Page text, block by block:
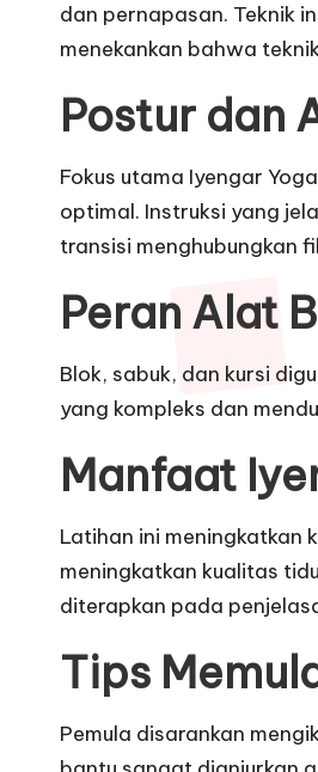
dan pernapasan. Teknik
menekankan bahwa
Postur dan
Fokus utama Iyengar
optimal. Instruksi yang
transisi menghubungkan
Peran Alat
Blok, sabuk, dan kursi
yang kompleks dan
Manfaat
Latihan ini meningkatkan
meningkatkan kualitas
diterapkan pada
Tips
Pemula disarankan